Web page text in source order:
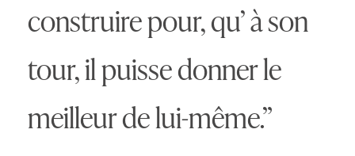
construire pour, qu’ à son
tour, il puisse donner le
meilleur de lui-même.”